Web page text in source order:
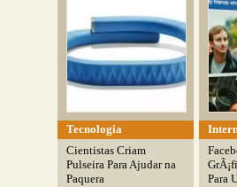
Tecnologia
Cientistas Criam
Pulseira Para Ajudar na
Paquera
Para